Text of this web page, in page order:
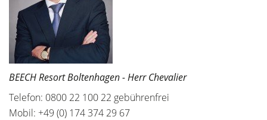
BEECH Resort Boltenhagen - Herr Chevalier
Telefon: 0800 22 100 22 gebührenfrei
Mobil: +49 (0) 174 374 29 67